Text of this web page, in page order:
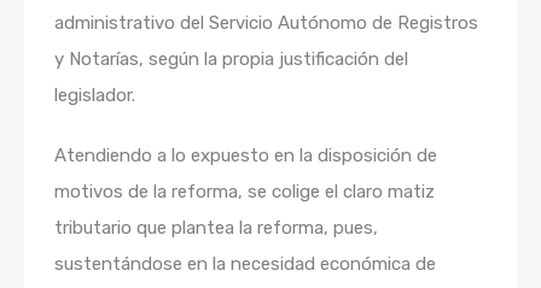
administrativo del Servicio Autónomo de Registros
y Notarías, según la propia justificación del
legislador.
Atendiendo a lo expuesto en la disposición de
motivos de la reforma, se colige el claro matiz
tributario que plantea la reforma, pues,
sustentándose en la necesidad económica de